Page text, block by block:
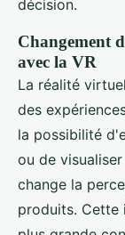
décision.
Changement
avec la VR
La réalité
des
la possibilité
ou de
change la
produits. Cette